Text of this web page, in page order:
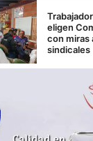
eligen
con miras
sindicales